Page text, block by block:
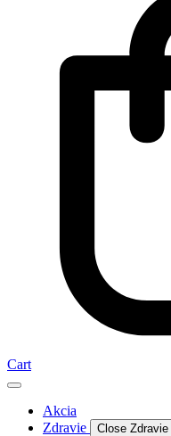
Cart
Akcia
Zdravie
Close Zdravie